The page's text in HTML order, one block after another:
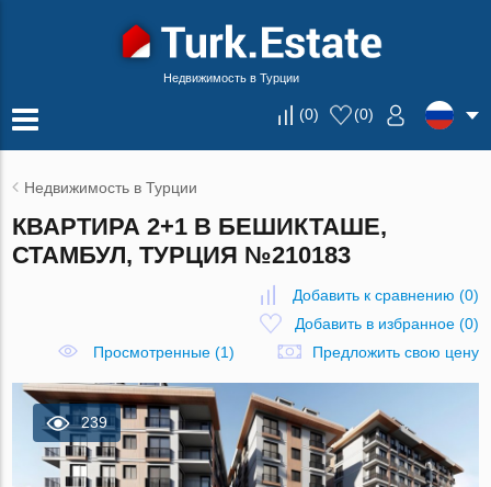
Недвижимость в Турции
(0) (0)
Недвижимость в Турции
КВАРТИРА 2+1 В БЕШИКТАШЕ,
СТАМБУЛ, ТУРЦИЯ №210183
Добавить к сравнению (0)
Добавить в избранное(0)
Просмотренные (1)
Предложить свою цену
239